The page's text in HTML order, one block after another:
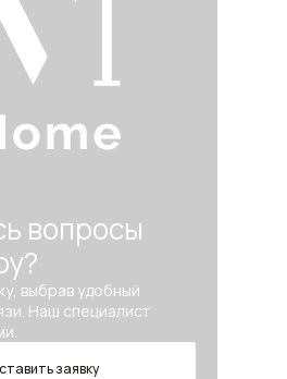
вопросы
выбрав удобный
Наш специалист
заявку